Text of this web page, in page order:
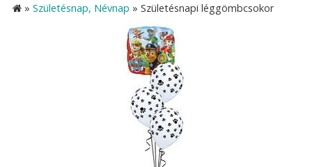
» Születésnap, Névnap » Születésnapi léggömbcsokor